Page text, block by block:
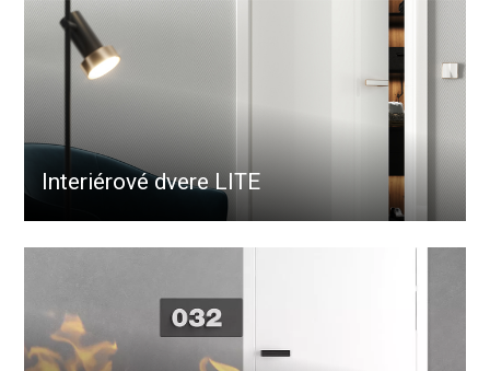
Interiérové dvere LITE